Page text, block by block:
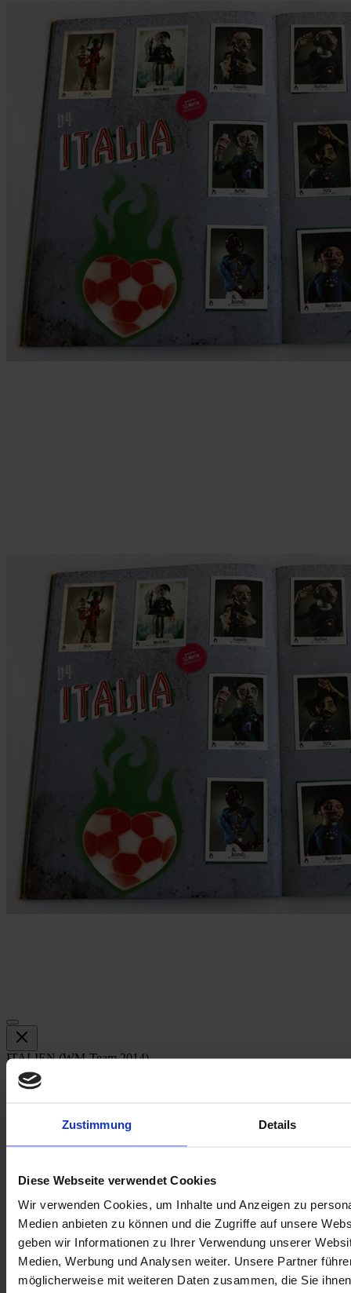
Zustimmung Details
Diese Webseite verwendet Cookies
Wir verwenden Cookies, um Inhalte und Anzeigen zu
Medien anbieten zu können und die Zugriffe auf unsere
geben wir Informationen zu Ihrer Verwendung unserer
Medien, Werbung und Analysen weiter. Unsere Partner
möglicherweise mit weiteren Daten zusammen, die Sie
ITALIEN (WM-Team 2014)
Einzelsticker
Benachrichtigen Sie mich, wenn das Produkt auf Lager ist
M0001399
E-Mail an einen Freund
Beschreibung
Beschreibung /ITALIEN (WM-Team